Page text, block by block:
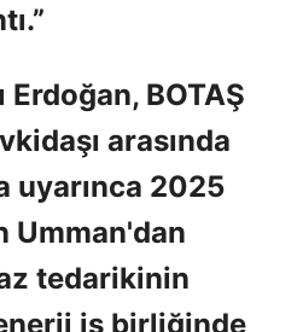
BOTAŞ
arasında
uyarınca 2025
Umman'dan
tedarikinin
iş birliğinde